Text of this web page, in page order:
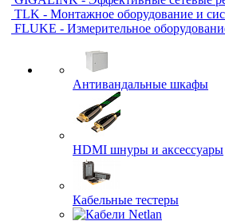
TLK - Монтажное оборудование и
FLUKE - Измерительное
Антивандальные шкафы
HDMI шнуры и аксессуары
Кабельные тестеры